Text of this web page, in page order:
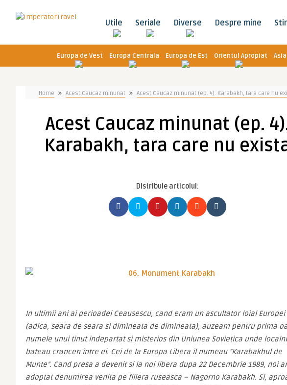
Utile Seriale Diverse Despre mine
Europa de Vest Europa Centrala Europa de Est Orientul Apropiat
Home Acest Caucaz minunat Acest Caucaz minunat (ep. 4). Karabakh, tara care nu
Acest Caucaz minunat (ep.
Karabakh, tara care nu
Distribuie articolul:
In ultimii ani ai perioadei Ceausescu, cand eram un ascultator loial Europei
(adica, seara de seara si dimineata de dimineata), auzeam pentru prima
numele unui tinut indepartat si misterios din Uniunea Sovietica unde
bateau crancen intre ei. Cei de la Europa Libera il numeau “Karabakhul de
Munte”. Cand presa a devenit si la noi libera dupa 22 Decembrie 1989, noi
adoptat denumirea venita pe filiera ruseasca – Nagorno Karabakh. Si,